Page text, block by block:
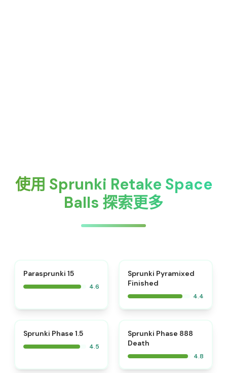
使用 Sprunki Retake Space
Balls 探索更多
Parasprunki 15
4.6
Sprunki Pyramixed
Finished
4.4
Sprunki Phase 1.5
4.5
Sprunki Phase 888
Death
4.8